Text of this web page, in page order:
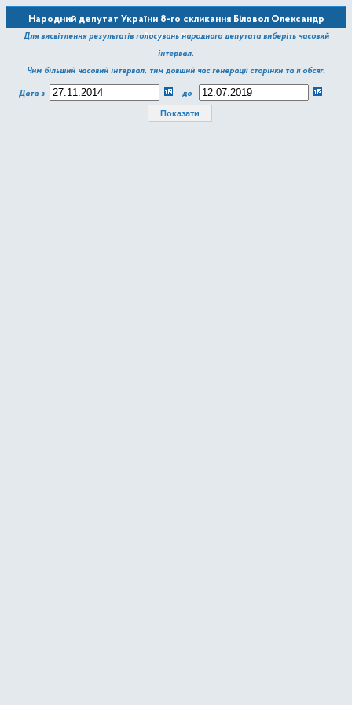
Народний депутат України 8-го скликання Біловол Олександр
Миколайович
Для висвітлення результатів голосувань народного депутата виберіть часовий
інтервал.
Чим більший часовий інтервал, тим довший час генерації сторінки та її обсяг.
Дата з до